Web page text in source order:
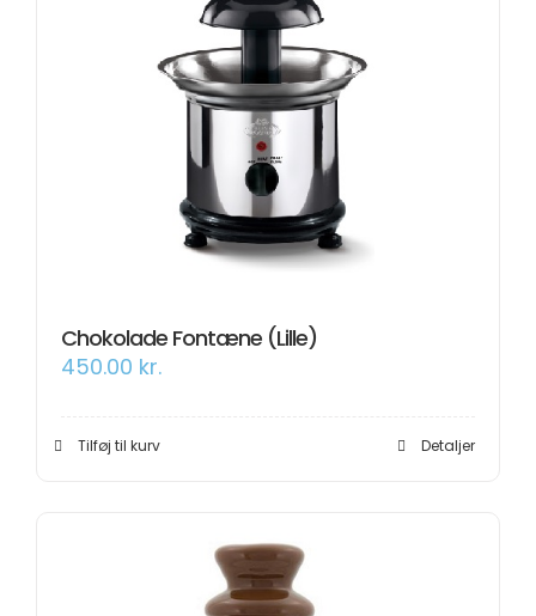
Chokolade Fontæne (Lille)
450.00 kr.
Tilføj til kurv Detaljer